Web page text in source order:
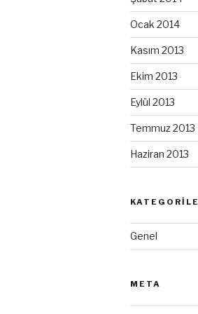
Ocak 2014
Kasım 2013
Ekim 2013
Eylül 2013
Temmuz 2013
Haziran 2013
Genel
META